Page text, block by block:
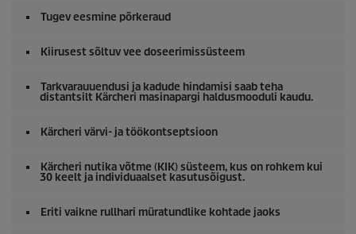
Tugev eesmine põrkeraud
Kiirusest sõltuv vee doseerimissüsteem
Tarkvarauuendusi ja kadude hindamisi saab teha
distantsilt Kärcheri masinapargi haldusmooduli kaudu.
Kärcheri värvi- ja töökontseptsioon
Kärcheri nutika võtme (KIK) süsteem, kus on rohkem kui
30 keelt ja individuaalset kasutusõigust.
Eriti vaikne rullhari müratundlike kohtade jaoks